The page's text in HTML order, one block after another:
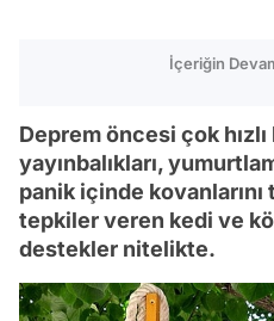
İçeriğin
Deprem öncesi çok
yayınbalıkları,
panik içinde kovanlarını
tepkiler veren kedi ve
destekler nitelikte.